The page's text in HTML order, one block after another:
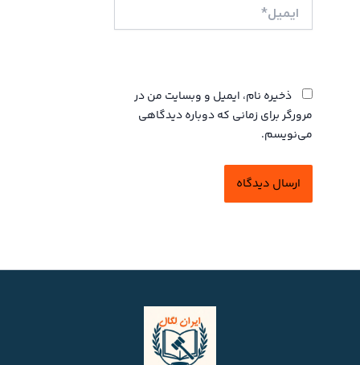
ایمیل*
ذخیره نام، ایمیل و وبسایت من در
مرورگر برای زمانی که دوباره دیدگاهی
می‌نویسم.